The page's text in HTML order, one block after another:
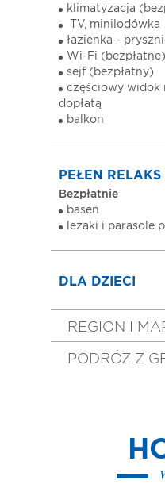
klimatyzacja
TV, minilodówka
łazienka -
Wi-Fi (bezpłatne)
sejf (bezpłatny)
częściowy widok
dopłatą
balkon
PEŁEN RELAKS
Bezpłatnie
basen
leżaki i parasole
DLA DZIECI
REGION I
PODRÓŻ Z